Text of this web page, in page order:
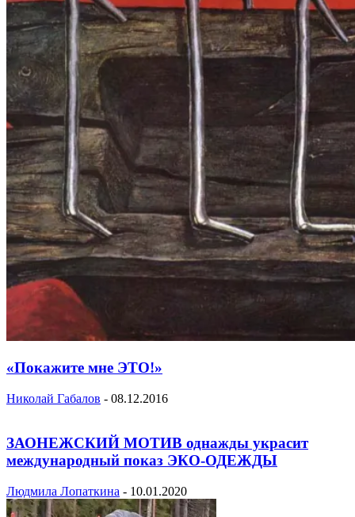
«Покажите мне ЭТО!»
Николай Габалов - 08.12.2016
ЗАОНЕЖСКИЙ МОТИВ однажды украсит
международный показ ЭКО-ОДЕЖДЫ
Людмила Лопаткина - 10.01.2020